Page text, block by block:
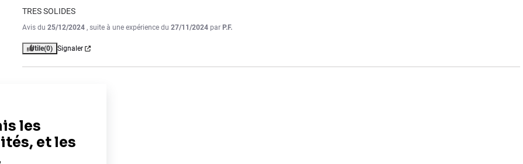
TRES SOLIDES
Avis du 25/12/2024 , suite à une expérience du 27/11/2024 par P.F.
Utile(0) Signaler